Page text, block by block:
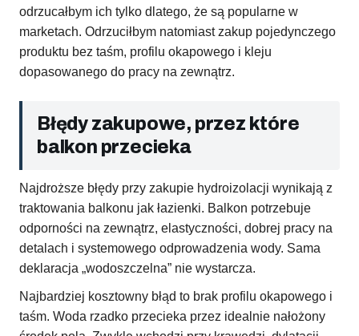
odrzucałbym ich tylko dlatego, że są popularne w
marketach. Odrzuciłbym natomiast zakup pojedynczego
produktu bez taśm, profilu okapowego i kleju
dopasowanego do pracy na zewnątrz.
Błędy zakupowe, przez które
balkon przecieka
Najdroższe błędy przy zakupie hydroizolacji wynikają z
traktowania balkonu jak łazienki. Balkon potrzebuje
odporności na zewnątrz, elastyczności, dobrej pracy na
detalach i systemowego odprowadzenia wody. Sama
deklaracja „wodoszczelna” nie wystarcza.
Najbardziej kosztowny błąd to brak profilu okapowego i
taśm. Woda rzadko przecieka przez idealnie nałożony